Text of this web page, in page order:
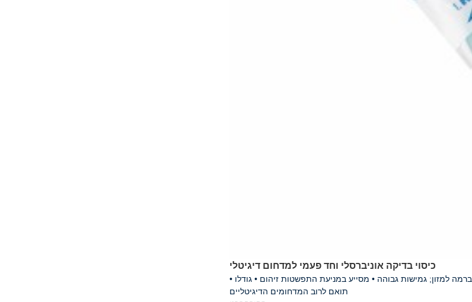
כיסוי בדיקה אוניברסלי וחד פעמי למדחום דיגיטלי
• לשימוש עם מדחום דיגיטלי מסוג עט • לא רעיל; פלסטיק ברמה רפואית; נייר ברמה למזון; גמישות גבוהה • מסייע במניעת התפשטות זיהום • גודלו
תואם לרוב המדחומים הדיגיטליים